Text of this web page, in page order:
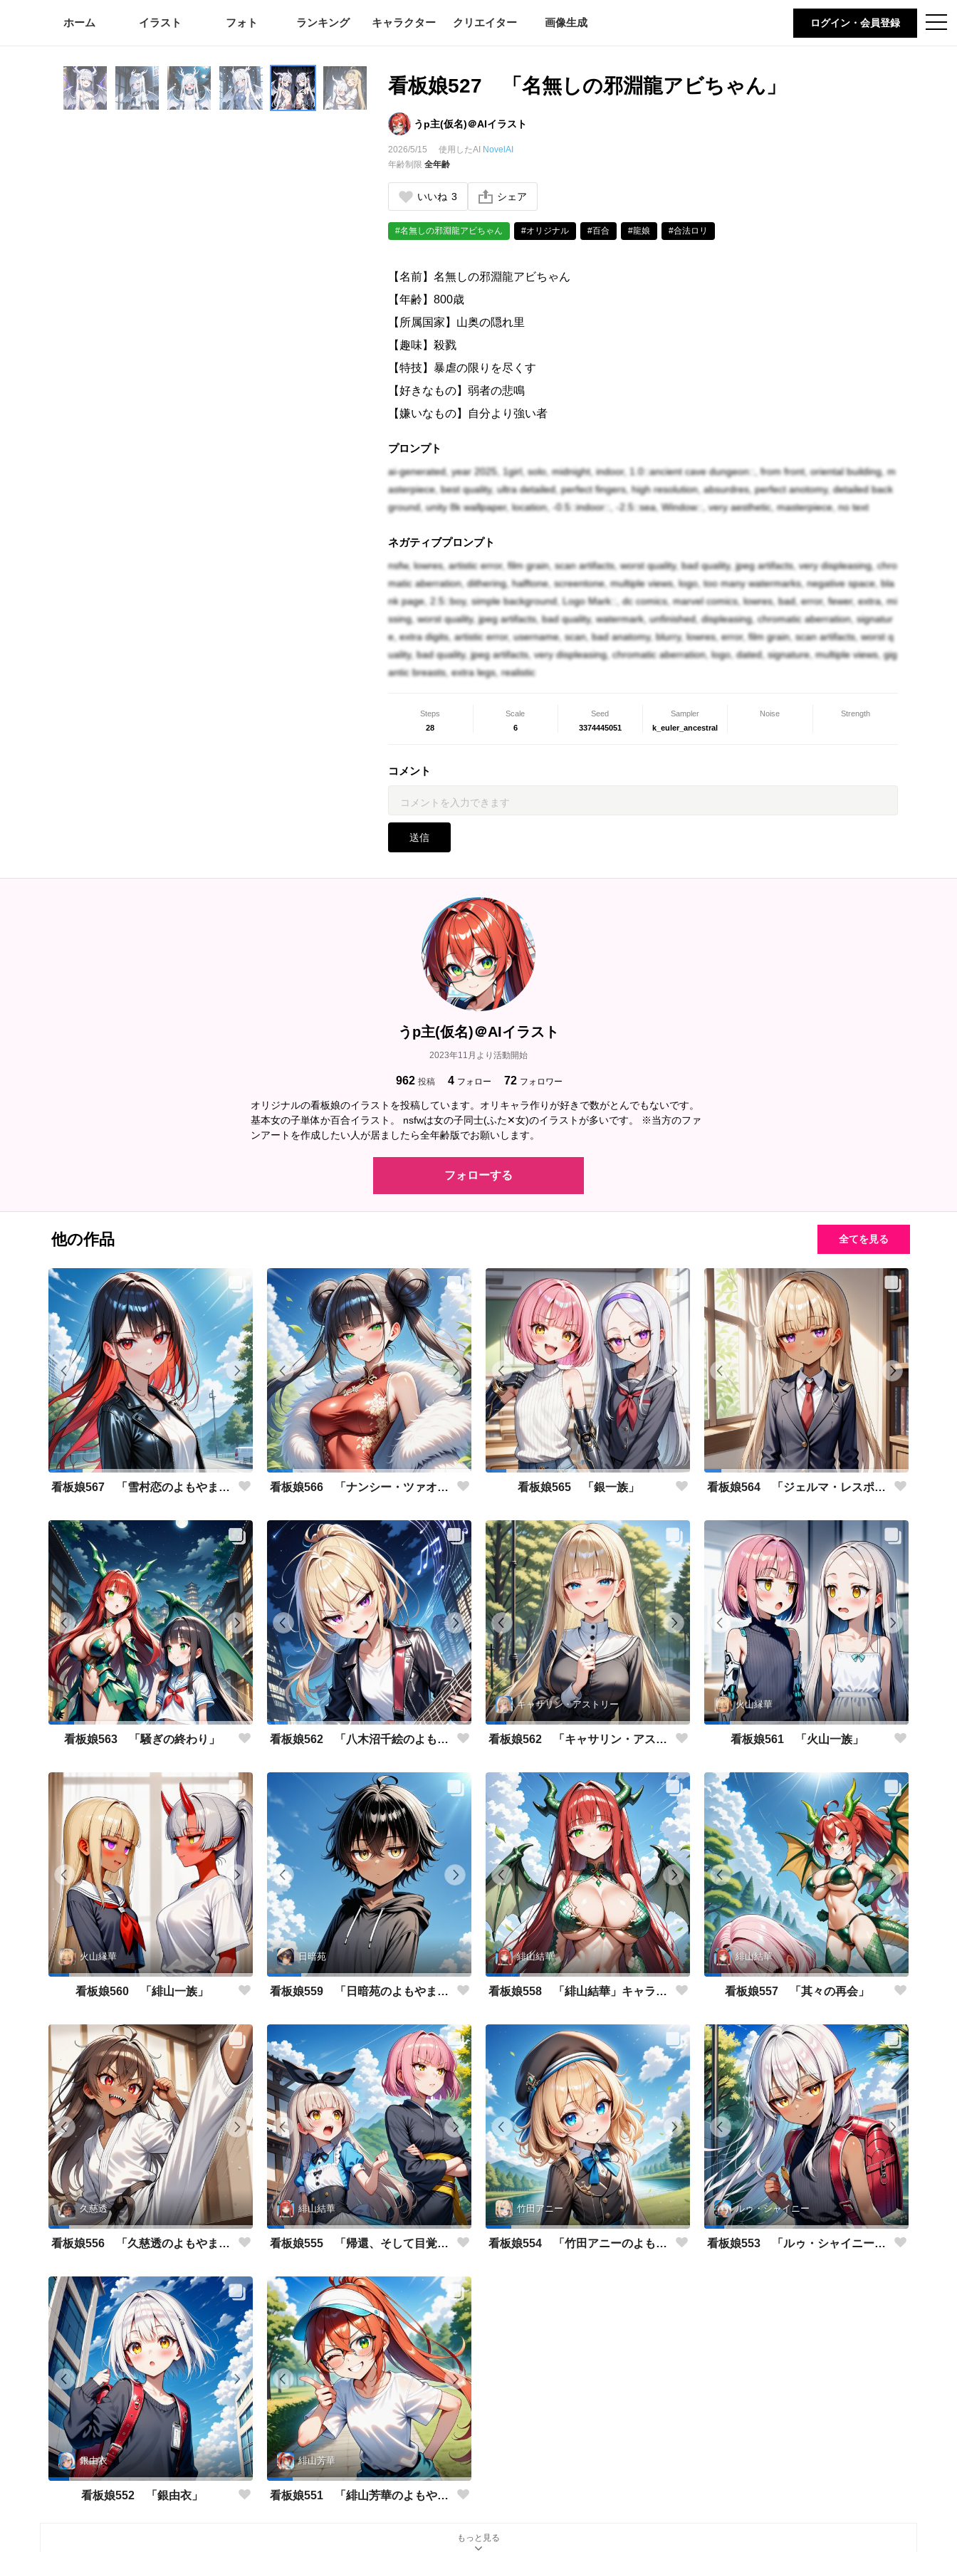
t
o
ホーム イラスト フォト ランキング キャラクター クリエイター 画像生成 ログイン・会員登録
看板娘527 「名無しの邪淵龍アビちゃん」
うp主(仮名)＠AIイラスト
2026/5/15 使用したAI NovelAI
年齢制限全年齢
いいね 3 シェア
#名無しの邪淵龍アビちゃん #オリジナル #百合 #龍娘 #合法ロリ
【名前】名無しの邪淵龍アビちゃん
【年齢】800歳
【所属国家】山奥の隠れ里
【趣味】殺戮
【特技】暴虐の限りを尽くす
【好きなもの】弱者の悲鳴
【嫌いなもの】自分より強い者
と言われる程に恐れられていた。だが、その破壊龍達を以てしても敵わない一人の龍が居た。それ
が緋炎龍の陽那だった。彼女は支配に興味は無かったが、戦いを好んだ。彼女の気分次第で同族が
に破壊龍を強化する目論見に出た。数多の失敗による犠牲が発生したが、遂に二人の龍の少女が実
験に成功したのであった。
その二人の破壊龍の少女がデトちゃんとアビちゃんでした。デトちゃんは成功した代償なのか、逆
に魔性を失い肌の色も薄くなり、、破壊龍としての嗜虐心は愚か、感情の殆どを喪失してしまいま
した。一方のアビちゃんは肌色と一緒に龍鱗が白に染まり、強大な魔性の力を獲得しました。です
に追い遣られました。
因みに邪淵龍と言う呼び名は自称です。ちょっと厨二病っぽいところがあります。
体型データ
身長139cm
体重40kg
プロンプト
ai-generated, year 2025, 1girl, solo, midnight, indoor, 1.0::ancient cave dungeon::, from front, oriental building, m
asterpiece, best quality, ultra detailed, perfect fingers, high resolution, absurdres, perfect anotomy, detailed back
ground, unity 8k wallpaper, location, -0.5::indoor::, -2.5::sea, Window::, very aesthetic, masterpiece, no text
ネガティブプロンプト
nsfw, lowres, artistic error, film grain, scan artifacts, worst quality, bad quality, jpeg artifacts, very displeasing, chro
matic aberration, dithering, halftone, screentone, multiple views, logo, too many watermarks, negative space, bla
nk page, 2.5::boy, simple background, Logo Mark::, dc comics, marvel comics, lowres, bad, error, fewer, extra, mi
ssing, worst quality, jpeg artifacts, bad quality, watermark, unfinished, displeasing, chromatic aberration, signatur
e, extra digits, artistic error, username, scan, bad anatomy, blurry, lowres, error, film grain, scan artifacts, worst q
uality, bad quality, jpeg artifacts, very displeasing, chromatic aberration, logo, dated, signature, multiple views, gig
antic breasts, extra legs, realistic
Steps
28
Scale
6
Seed
3374445051
Sampler
k_euler_ancestral
Noise Strength
コメント
送信
うp主(仮名)＠AIイラスト
2023年11月より活動開始
962 投稿 4 フォロー 72 フォロワー
オリジナルの看板娘のイラストを投稿しています。オリキャラ作りが好きで数がとんでもないです。
基本女の子単体か百合イラスト。 nsfwは女の子同士(ふた✕女)のイラストが多いです。 ※当方のファ
ンアートを作成したい人が居ましたら全年齢版でお願いします。
フォローする
他の作品 全てを見る
看板娘567 「雪村恋のよもやま話」 看板娘566 「ナンシー・ツァオのよもやま話」 看板娘565 「銀一族」 看板娘564 「ジェルマ・レスポストン・八百のよもやま話」
看板娘563 「騒ぎの終わり」 看板娘562 「八木沼千絵のよもやま話」
キャサリン・アストリー
看板娘562 「キャサリン・アストリーのよもやま話」
火山縁華
看板娘561 「火山一族」
火山縁華
看板娘560 「緋山一族」
日暗苑
看板娘559 「日暗苑のよもやま話」
緋山結華
看板娘558 「緋山結華」キャラクター紹介
緋山結華
看板娘557 「其々の再会」
久慈透
看板娘556 「久慈透のよもやま話」
緋山結華
看板娘555 「帰還、そして目覚め。」
竹田アニー
看板娘554 「竹田アニーのよもやま話」
ルゥ・シャイニー
看板娘553 「ルゥ・シャイニーのよもやま話」
銀由衣
看板娘552 「銀由衣」
緋山芳華
看板娘551 「緋山芳華のよもやま話」
もっと見る